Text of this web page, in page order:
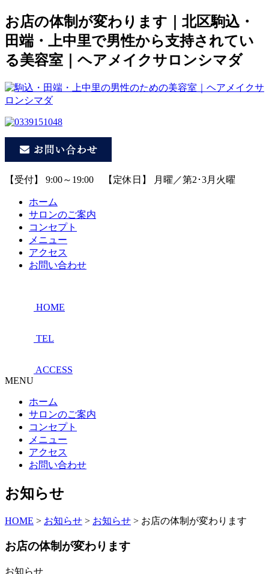
お店の体制が変わります｜北区駒込・
田端・上中里で男性から支持されてい
る美容室｜ヘアメイクサロンシマダ
【受付】 9:00～19:00 【定休日】 月曜／第2･3月火曜
ホーム
サロンのご案内
コンセプト
メニュー
アクセス
お問い合わせ
HOME
TEL
ACCESS
MENU
ホーム
サロンのご案内
コンセプト
メニュー
アクセス
お問い合わせ
お知らせ
HOME > お知らせ > お知らせ > お店の体制が変わります
お店の体制が変わります
お知らせ